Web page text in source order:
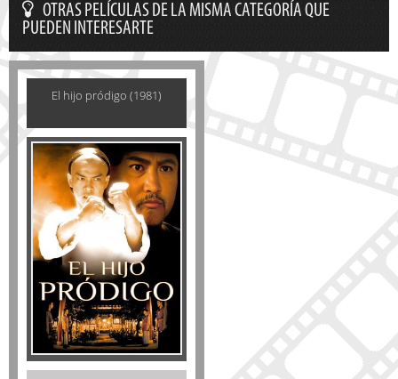
OTRAS PELÍCULAS DE LA MISMA CATEGORÍA QUE
PUEDEN INTERESARTE
El hijo pródigo (1981)